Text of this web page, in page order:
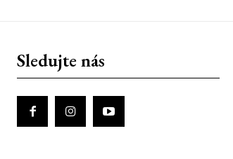
Sledujte nás